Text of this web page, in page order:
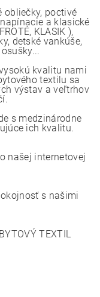
obliečky, poctivé
a klasické
KLASIK ),
detské vankúše,
kvalitu nami
textilu sa
výstav a veľtrhov
s medzinárodne
ich kvalitu.
našej internetovej
s našimi
TEXTIL